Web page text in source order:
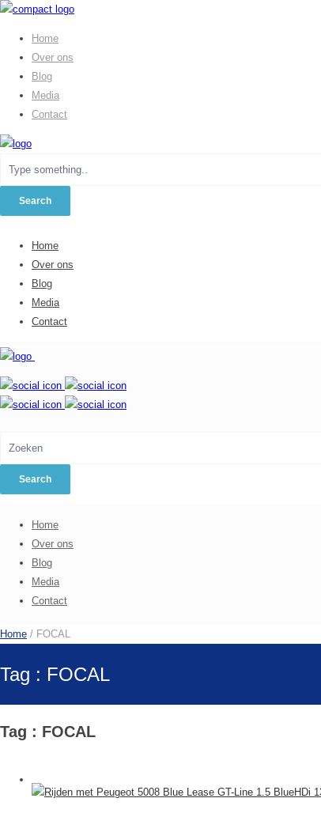
Home
Over ons
Blog
Media
Contact
Home
Over ons
Blog
Media
Contact
Home
Over ons
Blog
Media
Contact
Home / FOCAL
Tag : FOCAL
Tag : FOCAL